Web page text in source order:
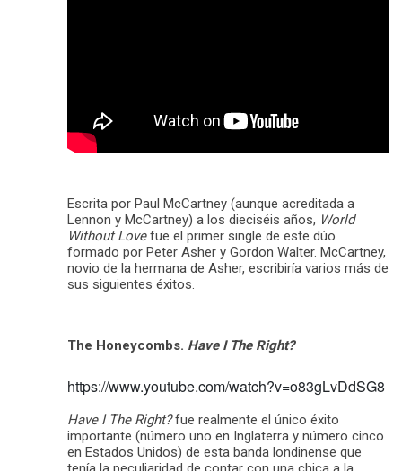
Escrita por Paul McCartney (aunque acreditada a
Lennon y McCartney) a los dieciséis años, World
Without Lovefue el primer single de este dúo
formado por Peter Asher y Gordon Walter. McCartney,
novio de la hermana de Asher, escribiría varios más de
sus siguientes éxitos.
The Honeycombs. Have I The Right?
https://www.youtube.com/watch?v=o83gLvDdSG8
Have I The Right?fue realmente el único éxito
importante (número uno en Inglaterra y número cinco
en Estados Unidos) de esta banda londinense que